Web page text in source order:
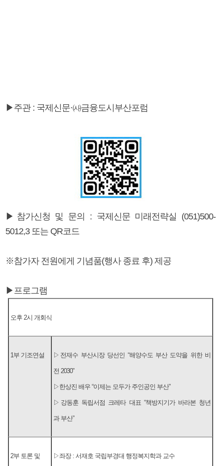
▶주관 : 국제신문·㈔금융도시부산포럼
▶참가신청 및 문의 : 국제신문 미래전략실 (051)500-
5012,3 또는 QR코드
※참가자 전원에게 기념품(행사 종료 후) 제공
▶프로그램
오후 2시 개회식
1부 기조연설 ▷전재수 부산시장 당선인 “해양수도 부산 도약을 위한 비
전 2030”
▷한상진 배우 “이제는 모두가 주인공인 부산”
▷강동훈 독립서점 크레타 대표 “책방지기가 바라본 청년
과 부산”
2부 토론 및 ▷좌장 : 서재호 국립부경대 행정복지학과 교수